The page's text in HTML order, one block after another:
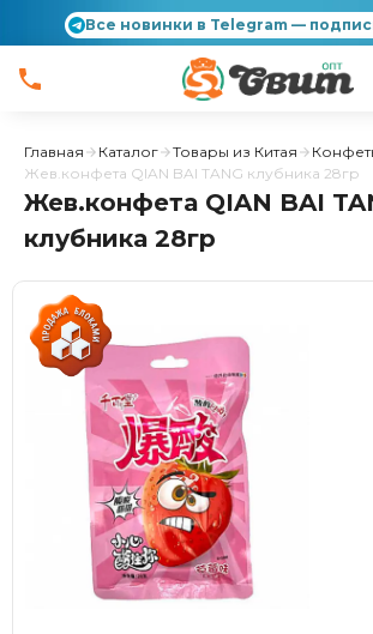
Все новинки в Telegram —
Главная Каталог Товары из Китая
Жев.конфета QIAN BAI TANG клубника 28гр
Жев.конфета QIAN BAI
клубника 28гр